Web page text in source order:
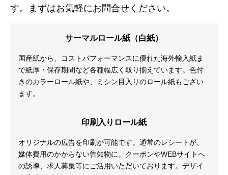
す。まずはお気軽にお問合せください。
サーマルロール紙（白紙）
国産紙から、コストパフォーマンスに優れた海外輸入紙ま
で紙厚・保存期間など各種幅広く取り揃えています。色付
きのカラーロール紙や、ミシン目入りのロール紙もござい
ます。
印刷入りロール紙
オリジナルの広告を印刷が可能です。通常のレシートが、
媒体費用のかからない告知物に。クーポンやWEBサイトへ
の誘導、求人募集等にご活用いただいております。デザイ